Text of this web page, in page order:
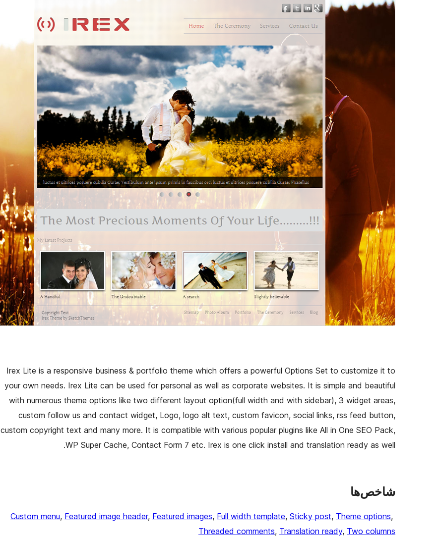
Irex Lite is a responsive business & portfolio theme which offers a powerful Options Set to customize it to
your own needs. Irex Lite can be used for personal as well as corporate websites. It is simple and beautiful
with numerous theme options like two different layout option(full width and with sidebar), 3 widget areas,
custom follow us and contact widget, Logo, logo alt text, custom favicon, social links, rss feed button,
custom copyright text and many more. It is compatible with various popular plugins like All in One SEO Pack,
WP Super Cache, Contact Form 7 etc. Irex is one click install and translation ready as well.
شاخص‌ها
Custom menu, Featured image header, Featured images, Full width template, Sticky post, Theme options
Threaded comments, Translation ready, Two columns